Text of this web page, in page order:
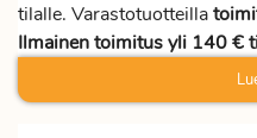
tilalle. Varastotuotteilla
Ilmainen toimitus yli 140 €